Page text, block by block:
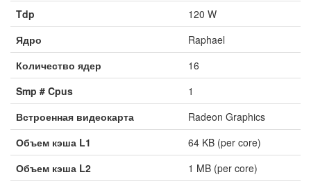
Tdp
120 W
Ядро
Raphael
Количество ядер
16
Smp # Cpus
1
Встроенная видеокарта
Radeon Graphics
Объем кэша L1
64 KB (per core)
Объем кэша L2
1 MB (per core)